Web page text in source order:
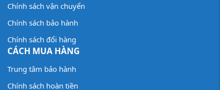
Chính sách vận chuyển
Chính sách bảo hành
Chính sách đổi hàng
CÁCH MUA HÀNG
Trung tâm bảo hành
Chính sách hoàn tiền